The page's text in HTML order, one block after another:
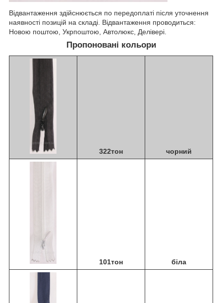
Відвантаження здійснюється по передоплаті після уточнення
наявності позицій на складі. Відвантаження проводиться:
Новою поштою, Укрпоштою, Автолюкс, Делівері.
Пропоновані кольори
322тон чорний
101тон біла